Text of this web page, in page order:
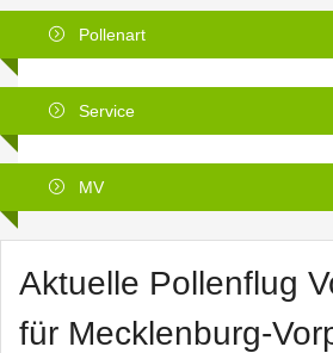
Pollenart
Service
MV
Aktuelle Pollenflug
für Mecklenburg-